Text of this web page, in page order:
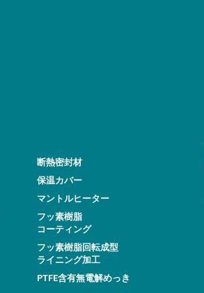
断熱密封材
保温カバー
マントルヒーター
フッ素樹脂
コーティング
フッ素樹脂回転成型
ライニング加工
PTFE含有無電解めっき